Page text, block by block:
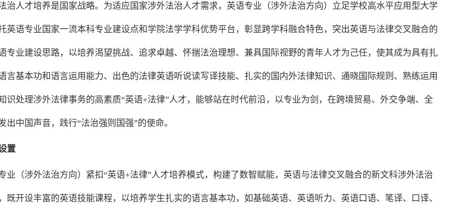
治人才培养是国家战略。为适应国家涉外法治人才需求，英语专业（涉外法治方向）立足学校高水平应用型大学
英语专业国家一流本科专业建设点和学院法学学科优势平台，彰显跨学科融合特色，突出英语与法律交叉融合的
专业建设思路，以培养渴望挑战、追求卓越、怀揣法治理想、兼具国际视野的青年人才为己任，使其成为具有扎
言基本功和语言运用能力、出色的法律英语听说读写译技能、扎实的国内外法律知识、通晓国际规则、熟练运用
识处理涉外法律事务的高素质“英语+法律”人才，能够站在时代前沿，以专业为剑，在跨境贸易、外交争端、全
出中国声音，践行“法治强则国强”的使命。
置
业（涉外法治方向）紧扣“英语+法律”人才培养模式，构建了数智赋能，英语与法律交叉融合的新文科涉外法治
既开设丰富的英语技能课程，以培养学生扎实的语言基本功，如基础英语、英语听力、英语口语、笔译、口译、